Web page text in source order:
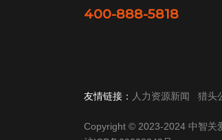
400-888-5818
友情链接： 人力资源新闻 猎头
Copyright © 2023-2024 中智关